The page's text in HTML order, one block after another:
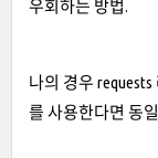
우회하는 방법.
나의 경우
를 사용한다면 동